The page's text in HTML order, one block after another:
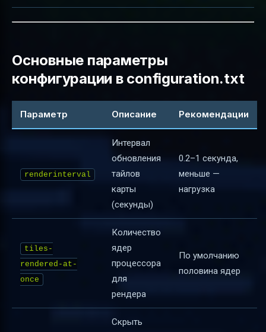
Основные параметры
конфигурации в configuration.txt
Параметр Описание Рекомендации
renderinterval
Интервал
обновления
тайлов
карты
(секунды)
0.2–1 секунда,
меньше —
нагрузка
tiles-
rendered-at-
once
Количество
ядер
процессора
для
рендера
По умолчанию
половина ядер
Скрыть